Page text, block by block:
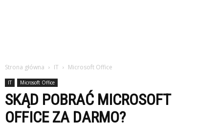
Strona główna IT Microsoft Office
IT Microsoft Office
SKĄD POBRAĆ MICROSOFT
OFFICE ZA DARMO?